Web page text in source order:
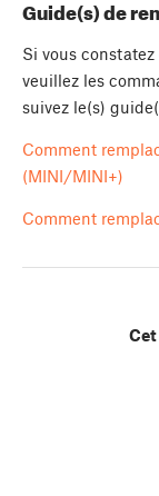
Guide(s) de
Si vous
veuillez les
suivez le(s)
Comment
(MINI/MINI+)
Comment